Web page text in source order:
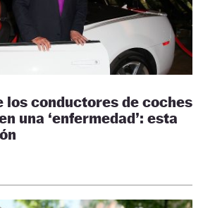
los conductores de coches
una ‘enfermedad’: esta